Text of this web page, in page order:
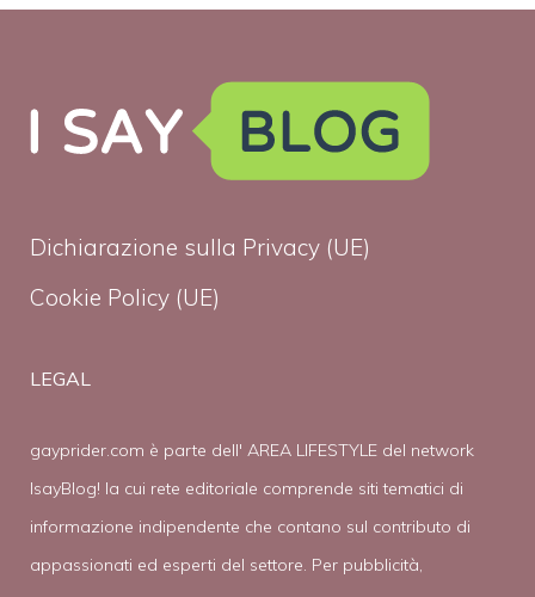
Dichiarazione sulla Privacy (UE)
Cookie Policy (UE)
LEGAL
gayprider.com è parte dell' AREA LIFESTYLE del network
IsayBlog! la cui rete editoriale comprende siti tematici di
informazione indipendente che contano sul contributo di
appassionati ed esperti del settore. Per pubblicità,